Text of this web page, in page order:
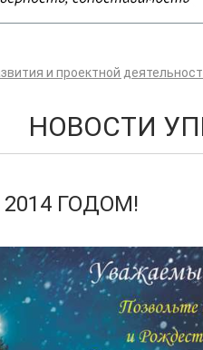
и проектной
НОВОСТИ
ГОДОМ!